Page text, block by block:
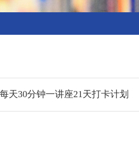
天30分钟一讲座21天打卡计划